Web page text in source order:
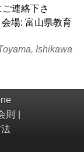
連絡下さ
場: 富山県教育
Ishikawa
則